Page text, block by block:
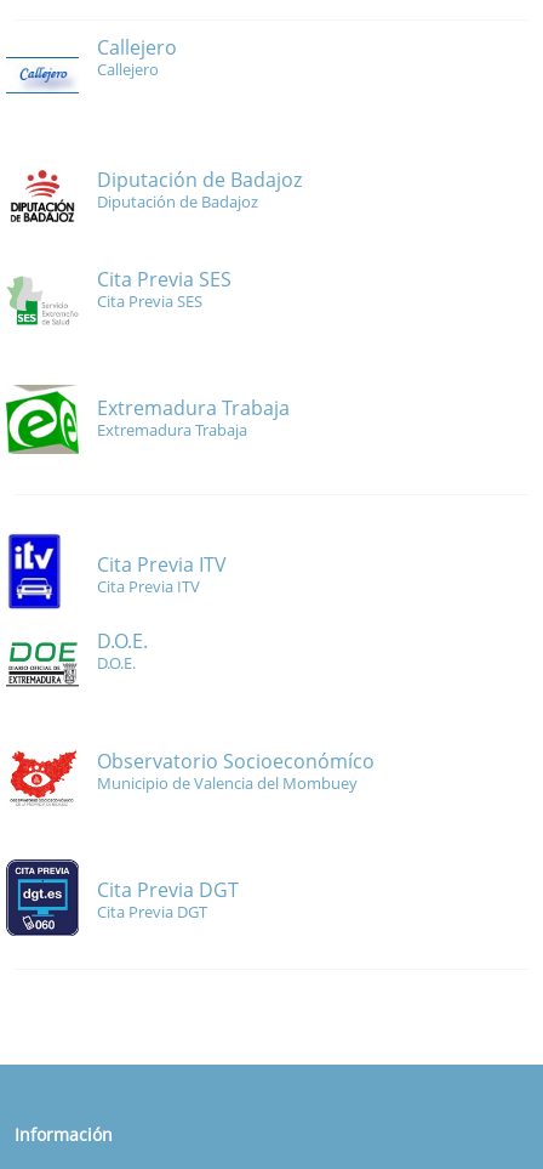
Callejero
Callejero
Diputación de Badajoz
Diputación de Badajoz
Cita Previa SES
Cita Previa SES
Extremadura Trabaja
Extremadura Trabaja
Cita Previa ITV
Cita Previa ITV
D.O.E.
D.O.E.
Observatorio Socioeconómíco
Municipio de Valencia del Mombuey
Cita Previa DGT
Cita Previa DGT
Información